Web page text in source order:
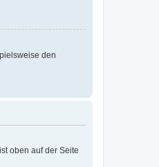
den
oben auf der Seite